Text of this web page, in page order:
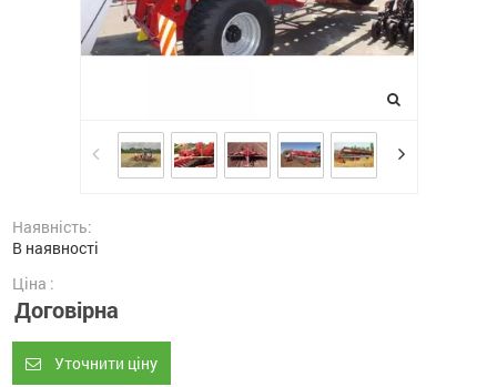
Наявність:
В наявності
Ціна :
Договірна
Уточнити ціну